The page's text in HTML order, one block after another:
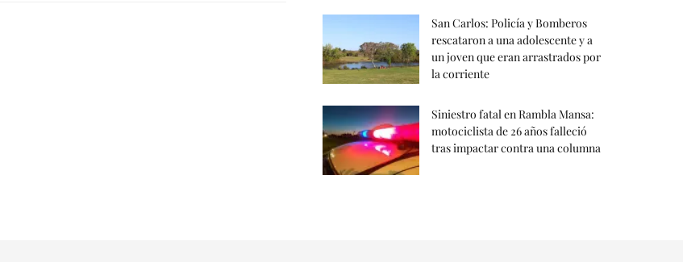
San Carlos: Policía y Bomberos
rescataron a una adolescente y a
un joven que eran arrastrados por
la corriente
Siniestro fatal en Rambla Mansa:
motociclista de 26 años falleció
tras impactar contra una columna